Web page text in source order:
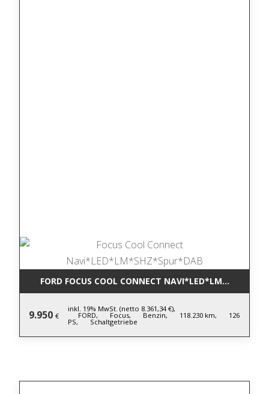
FORD FOCUS COOL CONNECT
9.950 €
inkl. 19% MwSt. (netto 8.361,34 €),
FORD, Focus, Benzin, 118.230 km, 126
PS, Schaltgetriebe